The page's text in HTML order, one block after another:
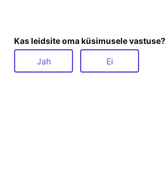
Kas leidsite oma küsimusele vastuse?
Jah Ei